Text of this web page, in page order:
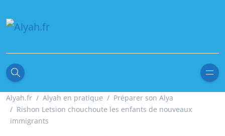
Alyah.fr Alyah en pratique
Préparer son Alya
Rishon Letsion chouchoute les enfants de nouveaux
immigrants